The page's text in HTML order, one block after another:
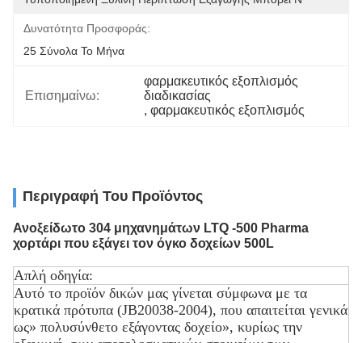
Δυνατότητα Προσφοράς:
25 Σύνολα Το Μήνα
Επισημαίνω:
φαρμακευτικός εξοπλισμός
διαδικασίας
, φαρμακευτικός εξοπλισμός
Περιγραφή Του Προϊόντος
Ανοξείδωτο 304 μηχανημάτων LTQ -500 Pharma
χορτάρι που εξάγει τον όγκο δοχείων 500L
Απλή οδηγία:
Αυτό το προϊόν δικών μας γίνεται σύμφωνα με τα
κρατικά πρότυπα (JB20038-2004), που απαιτείται γενικά
ως» πολυσύνθετο εξάγοντας δοχείο», κυρίως την